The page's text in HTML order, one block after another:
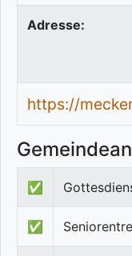
Adresse:
https://
✅
✅